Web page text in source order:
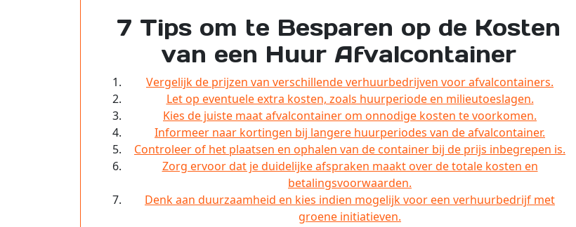
7 Tips om te Besparen op de Kosten
van een Huur Afvalcontainer
Vergelijk de prijzen van verschillende verhuurbedrijven voor afvalcontainers.
Let op eventuele extra kosten, zoals huurperiode en milieutoeslagen.
Kies de juiste maat afvalcontainer om onnodige kosten te voorkomen.
Informeer naar kortingen bij langere huurperiodes van de afvalcontainer.
Controleer of het plaatsen en ophalen van de container bij de prijs inbegrepen is.
Zorg ervoor dat je duidelijke afspraken maakt over de totale kosten en
betalingsvoorwaarden.
Denk aan duurzaamheid en kies indien mogelijk voor een verhuurbedrijf met
groene initiatieven.